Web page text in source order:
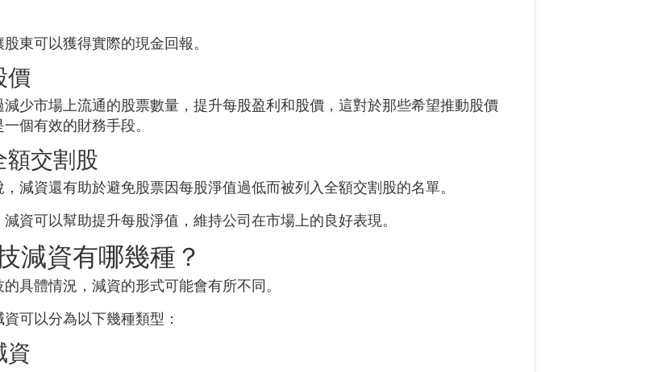
股東可以獲得實際的現金回報。
價
減少市場上流通的股票數量，提升每股盈利和股價，這對於那些希望推動股價
個有效的財務手段。
額交割股
減資還有助於避免股票因每股淨值過低而被列入全額交割股的名單。
資可以幫助提升每股淨值，維持公司在市場上的良好表現。
減資有哪幾種？
的具體情況，減資的形式可能會有所不同。
可以分為以下幾種類型：
資